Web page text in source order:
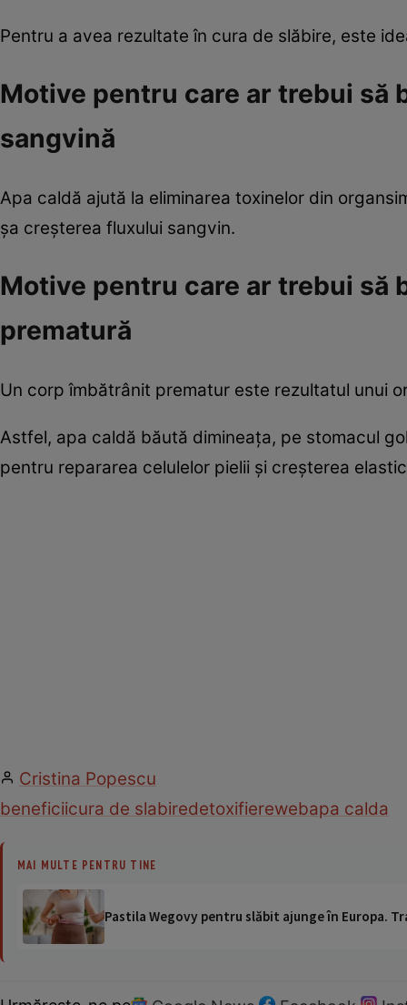
Pentru a avea rezultate în cura de slăbire, este
Motive pentru care ar trebui să
sangvină
Apa caldă ajută la eliminarea toxinelor din
şa creşterea fluxului sangvin.
Motive pentru care ar trebui să
prematură
Un corp îmbătrânit prematur este rezultatul unui
Astfel, apa caldă băută dimineaţa, pe stomacul
pentru repararea celulelor pielii şi creşterea
Cristina Popescu
beneficiicura de slabiredetoxifierewebapa calda
MAI MULTE PENTRU TINE
Pastila Wegovy pentru slăbit ajunge în Europa.